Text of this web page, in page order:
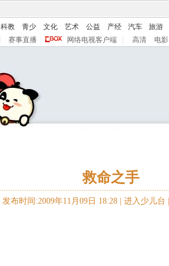
科教 青少 文化 艺术 公益 产经 汽车 旅游
赛事直播 网络电视客户端 高清 电影
救命之手
发布时间:2009年11月09日 18:28 | 进入少儿台